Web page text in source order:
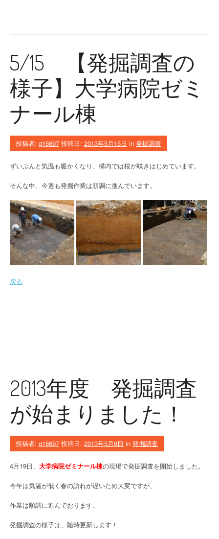
5/15 【発掘調査の
様子】大学病院ゼミ
ナール棟
投稿者: q16697 投稿日: 2013年5月15日 in 発掘調査
ずいぶんと気温も暖かくなり、構内では桜が咲きはじめています。
そんな中、今週も発掘作業は順調に進んでいます。
戻る
2013年度 発掘調査
が始まりました！
投稿者: q16697 投稿日: 2013年5月9日 in 発掘調査
4月19日、 大学病院ゼミナール棟の現場で発掘調査を開始しました。
今年は気温が低く春の訪れが遅いため大変ですが、
作業は順調に進んでおります。
発掘調査の様子は、随時更新します！